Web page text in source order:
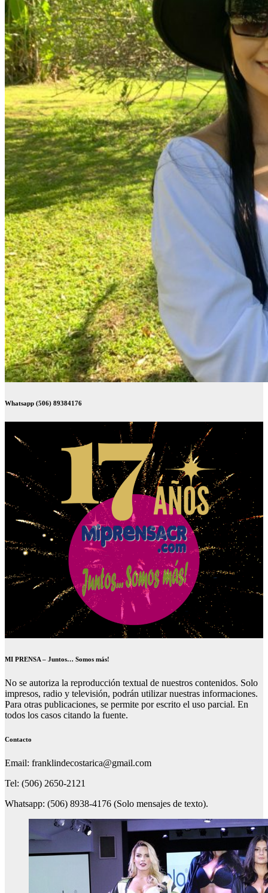
Whatsapp (506) 89384176
MI PRENSA – Juntos… Somos más!
No se autoriza la reproducción textual de nuestros contenidos. Solo
impresos, radio y televisión, podrán utilizar nuestras informaciones.
Para otras publicaciones, se permite por escrito el uso parcial. En
todos los casos citando la fuente.
Contacto
Email: franklindecostarica@gmail.com
Tel: (506) 2650-2121
Whatsapp: (506) 8938-4176 (Solo mensajes de texto).